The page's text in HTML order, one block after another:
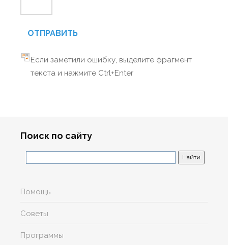
ОТПРАВИТЬ
Если заметили ошибку, выделите фрагмент
текста и нажмите Ctrl+Enter
Поиск по сайту
Помощь
Советы
Программы